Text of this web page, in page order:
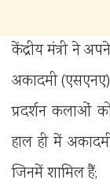
केंद्रीय मंत्री ने
अकादमी
प्रदर्शन कलाओं
हाल ही में
जिनमें शामिल हैं;